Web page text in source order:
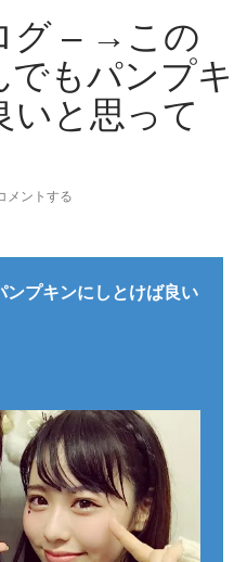
グ – →この
でもパンプキ
いと思って
メントする
プキンにしとけば良い